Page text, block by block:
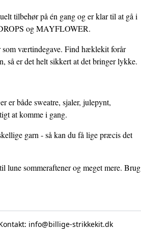
tilbehør på én gang og er klar til at gå i
og MAYFLOWER.
som værtindegave. Find hæklekit forår
så er det helt sikkert at det bringer lykke.
er både sweatre, sjaler, julepynt,
at komme i gang.
garn - så kan du få lige præcis det
lune sommeraftener og meget mere. Brug
info@billige-strikkekit.dk